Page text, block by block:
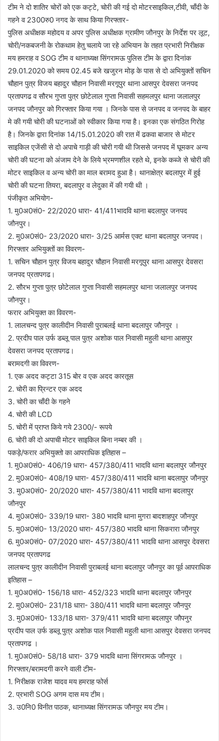
टीम ने दो शातिर चोरों को एक कट्टे, चोरी की गई दो मोटरसाइकिल,टीवी, चाँदी के
गहने व 2300रु0 नगद के साथ किया गिरफ्तार-
पुलिस अधीक्षक महोदय व अपर पुलिस अधीक्षक ग्रामीण जौनपुर के निर्देश पर लूट,
चोरी/नकबजनी के रोकथाम हेतु चलाये जा रहे अभियान के तहत प्रभारी निरीक्षक
मय हमराह व SOG टीम व थानाध्यक्ष सिंगरामऊ पुलिस टीम के द्वारा दिनांक
29.01.2020 को समय 02.45 बजे खजुरन मोड़ के पास से दो अभियुक्तों सचिन
चौहान पुत्र विजय बहादुर चौहान निवासी मरगूपुर थाना आसपुर देवसरा जनपद
प्रतापगढ व सौरभ गुप्ता पुत्र छोटेलाल गुप्ता निवासी सहमलपुर थाना जलालपुर
जनपद जौनपुर को गिरफ्तार किया गया । जिनके पास से जनपद व जनपद के बाहर
मे की गयी चोरी की घटनाओं को स्वीकार किया गया है। इनका एक संगठित गिरोह
है। जिनके द्वारा दिनांक 14/15.01.2020 की रात में ढकवा बाजार से मोटर
साइकिल एजेंसी से दो अपाचे गाड़ी की चोरी गयी थी जिससे जनपद में घूमकर अन्य
चोरी की घटना को अंजाम देने के लिये भ्रमणशील रहते थे, इनके कब्जे से चोरी की
मोटर साइकिल व अन्य चोरी का माल बरामद हुआ है। थानाक्षेत्र बदलापुर में हुई
चोरी की घटना तियरा, बदलापुर व लेदुका में की गयी थी ।
पंजीकृत अभियोग-
1. मु0अ0सं0- 22/2020 धारा- 41/411भादवि थाना बदलापुर जनपद
जौनपुर।
2. मु0अ0सं0- 23/2020 धारा- 3/25 आर्मस एक्ट थाना बदलापुर जनपद।
गिरफ्तार अभियुक्तों का विवरण-
1. सचिन चौहान पुत्र विजय बहादुर चौहान निवासी मरगूपुर थाना आसपुर देवसरा
जनपद प्रतापगढ।
2. सौरभ गुप्ता पुत्र छोटेलाल गुप्ता निवासी सहमलपुर थाना जलालपुर जनपद
जौनपुर।
फरार अभियुक्त का विवरण-
1. लालचन्द पुत्र कालीदीन निवासी पुराबलई थाना बदलापुर जौनपुर ।
2. प्रदीप पाल उर्फ डब्लू पाल पुत्र अशोक पाल निवासी महुली थाना आसपुर
देवसरा जनपद प्रतापगढ।
बरामदगी का विवरण-
1. एक अदद कट्टा 315 बोर व एक अदद कारतूस
2. चोरी का प्रिन्टर एक अदद
3. चोरी का चाँदी के गहने
4. चोरी की LCD
5. चोरी में प्राप्त किये गये 2300/- रूपये
6. चोरी की दो अपाची मोटर साइकिल बिना नम्बर की ।
पकड़े/फरार अभियुक्तो का आपराधिक इतिहास –
1. मु0अ0सं0- 406/19 धारा- 457/380/411 भादवि थाना बदलापुर जौनपुर
2. मु0अ0सं0- 408/19 धारा- 457/380/411 भादवि थाना बदलापुर जौनपुर
3. मु0अ0सं0- 20/2020 धारा- 457/380/411 भादवि थाना बदलापुर
जौनपुर
4. मु0अ0सं0- 339/19 धारा- 380 भादवि थाना मुगरा बादशाहपुर जौनपुर
5. मु0अ0सं0- 13/2020 धारा- 457/380 भादवि थाना सिकरारा जौनपुर
6. मु0अ0सं0- 07/2020 धारा- 457/380/411 भादवि थाना आसपुर देवसरा
जनपद प्रतापगढ
लालचन्द पुत्र कालीदीन निवासी पुराबलई थाना बदलापुर जौनपुर का पूर्व आपराधिक
इतिहास –
1. मु0अ0सं0- 156/18 धारा- 452/323 भादवि थाना बदलापुर जौनपुर
2. मु0अ0सं0- 231/18 धारा- 380/411 भादवि थाना बदलापुर जौनपुर
3. मु0अ0सं0- 133/18 धारा- 379/411 भादवि थाना बदलापुर जौपनुर
प्रदीप पाल उर्फ डब्लू पुत्र अशोक पाल निवासी महुली थाना आसपुर देवसरा जनपद
प्रतापगढ ।
1. मु0अ0सं0- 58/18 धारा- 379 भादवि थाना सिंगरामऊ जौनपुर ।
गिरफ्तार/बरामदगी करने वाली टीम-
1. निरीक्षक राजेश यादव मय हमराह फोर्स
2. प्रभारी SOG अगम दास मय टीम।
3. उ0नि0 विनीत पाठक, थानाध्यक्ष सिंगरामऊ जौनपुर मय टीम।